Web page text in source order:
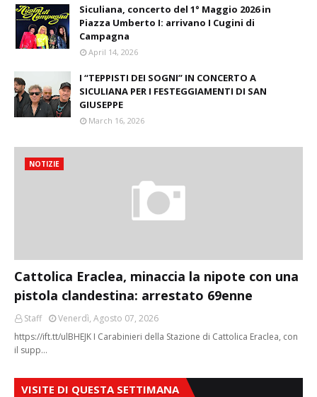
Siculiana, concerto del 1° Maggio 2026 in
Piazza Umberto I: arrivano I Cugini di
Campagna
April 14, 2026
I “TEPPISTI DEI SOGNI” IN CONCERTO A
SICULIANA PER I FESTEGGIAMENTI DI SAN
GIUSEPPE
March 16, 2026
NOTIZIE
Cattolica Eraclea, minaccia la nipote con una
pistola clandestina: arrestato 69enne
Staff
Venerdì, Agosto 07, 2026
https://ift.tt/ulBHEJK I Carabinieri della Stazione di Cattolica Eraclea, con
il supp…
VISITE DI QUESTA SETTIMANA